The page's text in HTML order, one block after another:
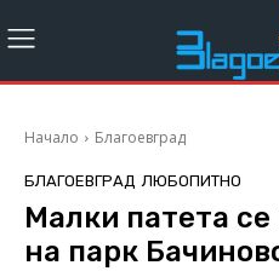
Начало Благоевград
БЛАГОЕВГРАД ЛЮБОПИТНО
Малки патета се
на парк